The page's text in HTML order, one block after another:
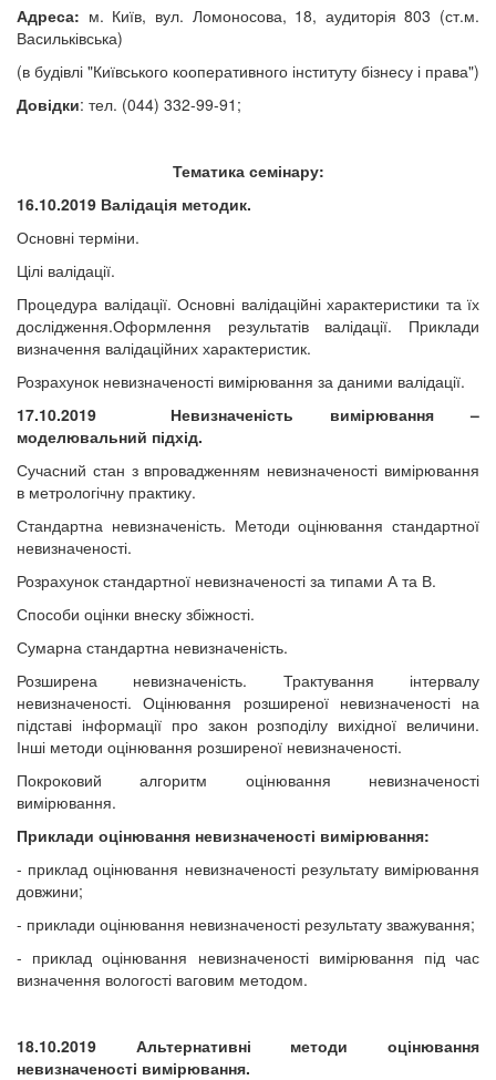
Адреса: м. Київ, вул. Ломоносова, 18, аудиторія 803 (ст.м.
Васильківська)
(в будівлі "Київського кооперативного інституту бізнесу і права")
Довідки: тел. (044) 332-99-91;
Тематика семінару:
16.10.2019 Валідація методик.
Основні терміни.
Цілі валідації.
Процедура валідації. Основні валідаційні характеристики та їх
дослідження.Оформлення результатів валідації. Приклади
визначення валідаційних характеристик.
Розрахунок невизначеності вимірювання за даними валідації.
17.10.2019
Невизначеність вимірювання –
моделювальний підхід.
Сучасний стан з впровадженням невизначеності вимірювання
в метрологічну практику.
Стандартна невизначеність. Методи оцінювання стандартної
невизначеності.
Розрахунок стандартної невизначеності за типами А та В.
Способи оцінки внеску збіжності.
Сумарна стандартна невизначеність.
Розширена невизначеність. Трактування інтервалу
невизначеності. Оцінювання розширеної невизначеності на
підставі інформації про закон розподілу вихідної величини.
Інші методи оцінювання розширеної невизначеності.
Покроковий алгоритм оцінювання невизначеності
вимірювання.
Приклади оцінювання невизначеності вимірювання:
- приклад оцінювання невизначеності результату вимірювання
довжини;
- приклади оцінювання невизначеності результату зважування;
- приклад оцінювання невизначеності вимірювання під час
визначення вологості ваговим методом.
18.10.2019 Альтернативні методи оцінювання
невизначеності вимірювання.